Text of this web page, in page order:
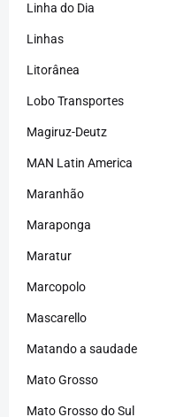
Linha do Dia
Linhas
Litorânea
Lobo Transportes
Magiruz-Deutz
MAN Latin America
Maranhão
Maraponga
Maratur
Marcopolo
Mascarello
Matando a saudade
Mato Grosso
Mato Grosso do Sul